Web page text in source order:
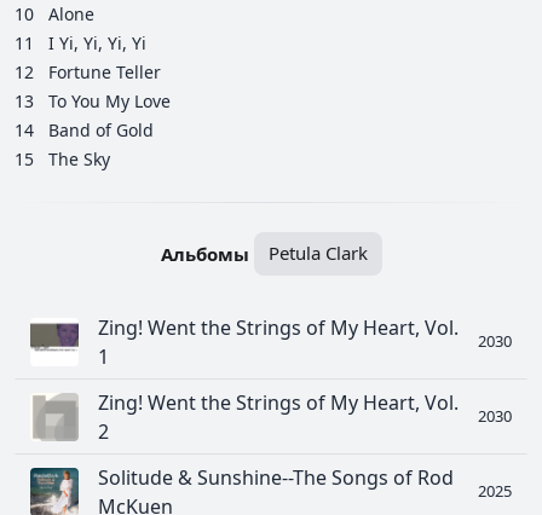
10
Alone
11
I Yi, Yi, Yi, Yi
12
Fortune Teller
13
To You My Love
14
Band of Gold
15
The Sky
Альбомы Petula Clark
Zing! Went the Strings of My Heart, Vol.
1
2030
Zing! Went the Strings of My Heart, Vol.
2
2030
Solitude & Sunshine--The Songs of Rod
McKuen
2025